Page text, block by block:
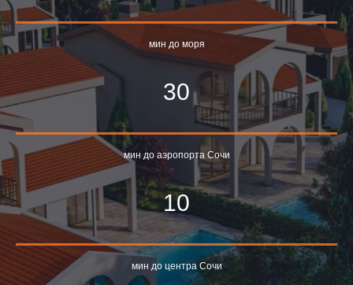
мин до моря
30
мин до аэропорта Сочи
10
мин до центра Сочи